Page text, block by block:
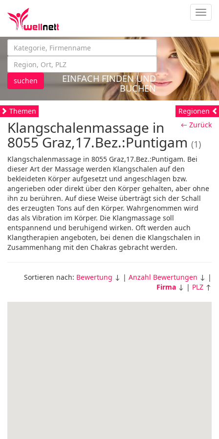
suchen
EINFACH FINDEN UND
BUCHEN
Themen
← Zurück
Klangschalenmassage in
8055 Graz,17.Bez.:Puntigam (1)
Klangschalenmassage in 8055 Graz,17.Bez.:Puntigam. Bei
dieser Art der Massage werden Klangschalen auf den
bekleideten Körper aufgesetzt und angeschlagen bzw.
angerieben oder direkt über den Körper gehalten, aber ohne
ihn zu berühren. Auf diese Weise überträgt sich der Schall
des erzeugten Tons auf den Körper. Wahrgenommen wird
das als Vibration im Körper. Die Klangmassage soll
entspannend und beruhigend wirken. Oft werden auch
Klangtherapien angeboten, bei denen die Klangschalen in
Zusammenhang mit den Chakras gebracht werden.
Sortieren nach: Bewertung ↓ | Anzahl Bewertungen ↓ |
Firma ↓ | PLZ ↑
Regionen